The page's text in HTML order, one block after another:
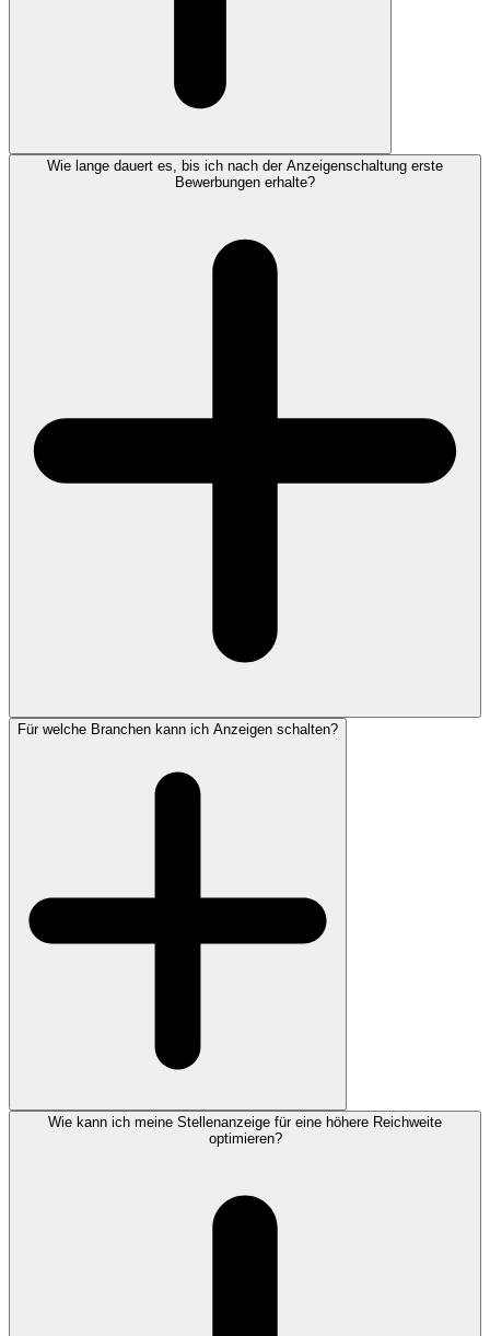
Wie lange dauert es, bis ich nach der Anzeigenschaltung erste
Bewerbungen erhalte?
Für welche Branchen kann ich Anzeigen schalten?
Wie kann ich meine Stellenanzeige für eine höhere Reichweite
optimieren?